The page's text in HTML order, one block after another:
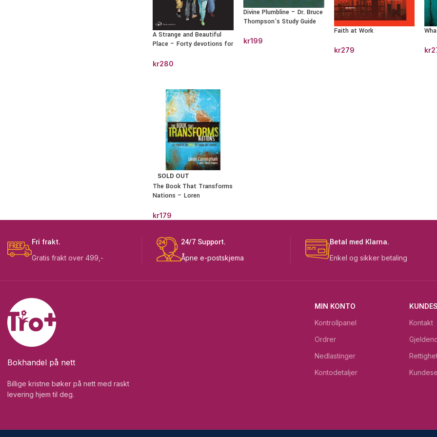
A Strange and Beautiful
Place – Forty devotions for
kr280
Divine Plumbline – Dr. Bruce
Thompson’s Study Guide
kr199
Faith at Work
kr279 kr
SOLD OUT
The Book That Transforms
Nations – Loren
kr179
Fri frakt.
Gratis frakt over 499,-
24/7 Support.
Åpne e-postskjema
Betal med Klarna.
Enkel og sikker betaling
Bokhandel på nett
Billige kristne bøker på nett med raskt
levering hjem til deg.
MIN KONTO
Kontrollpanel
Ordrer
Nedlastinger
Kontodetaljer
Kontakt